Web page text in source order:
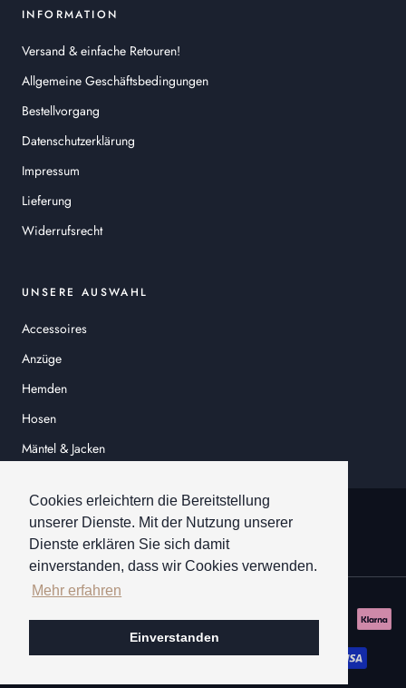
Cookies erleichtern die Bereitstellung
unserer Dienste. Mit der Nutzung unserer
Dienste erklären Sie sich damit
einverstanden, dass wir Cookies verwenden.
Mehr erfahren
Einverstanden
INFORMATION
Versand & einfache Retouren!
Allgemeine Geschäftsbedingungen
Bestellvorgang
Datenschutzerklärung
Impressum
Lieferung
Widerrufsrecht
UNSERE AUSWAHL
Accessoires
Anzüge
Hemden
Hosen
Mäntel & Jacken
© HEINER SCHNEIDER